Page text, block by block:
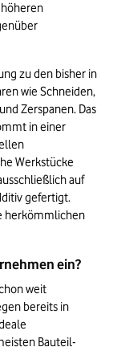
zu den bisher in
wie Schneiden,
Zerspanen. Das
in einer
Werkstücke
auf
gefertigt.
herkömmlichen
ein?
weit
bereits in
Bauteil-